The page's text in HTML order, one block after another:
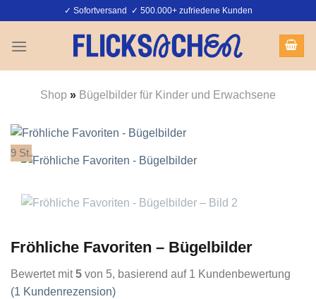
springen
✓ Sofortversand ✓ 500.000+ zufriedene Kunden
Shop » Bügelbilder für Kinder und Erwachsene
9 St.
Fröhliche Favoriten – Bügelbilder
Bewertet mit5 von 5, basierend auf 1 Kundenbewertung
(1 Kundenrezension)